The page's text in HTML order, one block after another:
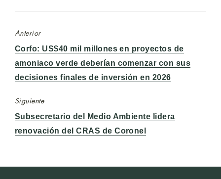
Anterior
Entrada
anterior:
Corfo: US$40 mil millones en proyectos de
amoniaco verde deberían comenzar con sus
decisiones finales de inversión en 2026
Siguiente
Entrada
siguiente:
Subsecretario del Medio Ambiente lidera
renovación del CRAS de Coronel